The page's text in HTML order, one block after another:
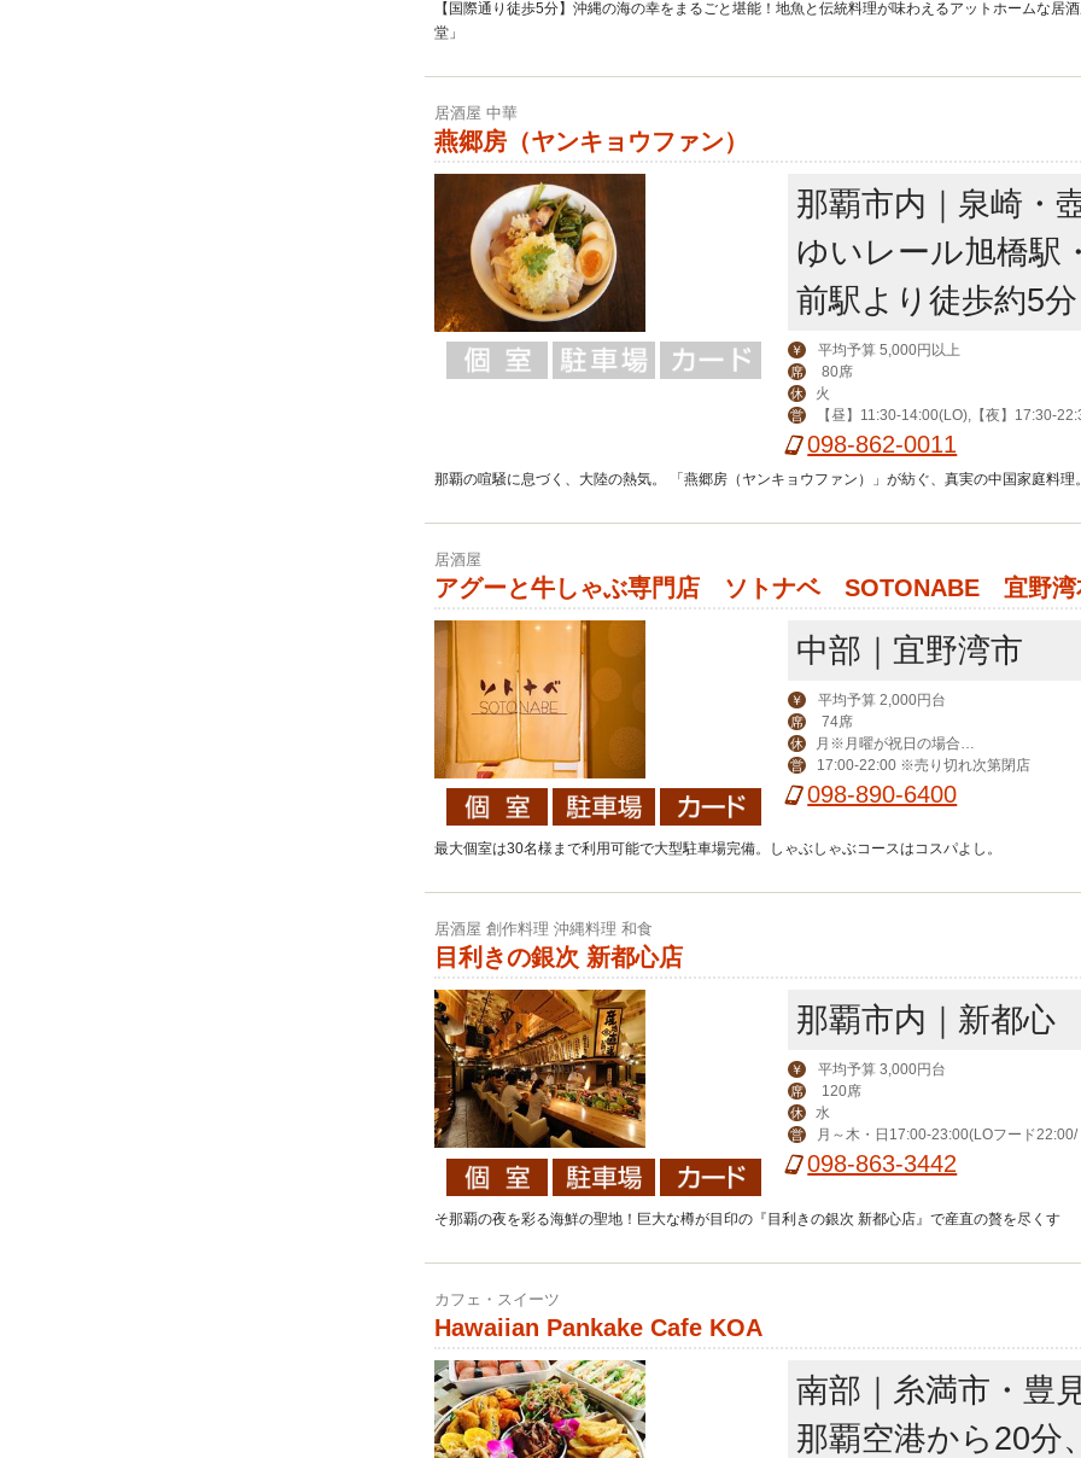
【国際通り徒歩5分】沖縄の海の幸をまるごと堪能！地魚と伝統料理が味わえるアットホームな居
堂」
居酒屋 中華
燕郷房（ヤンキョウファン）
那覇市内｜泉崎・
ゆいレール旭橋駅
前駅より徒歩約5分
￥ 平均予算 5,000円以上
席 80席
休 火
営
【昼】11:30-14:00(LO),【夜】17:30-
祝17:00-22:30(LO),日12:00-21:30(LO)
098-862-0011
那覇の喧騒に息づく、大陸の熱気。 「燕郷房（ヤンキョウファン）」が紡ぐ、真実の中国家庭料理。
居酒屋
アグーと牛しゃぶ専門店 ソトナベ SOTONABE 宜野湾
中部｜宜野湾市
￥ 平均予算 2,000円台
席 74席
休
曜が定休
営 17:00-22:00 ※売り切れ次第閉店
098-890-6400
最大個室は30名様まで利用可能で大型駐車場完備。しゃぶしゃぶコースはコスパよし。
居酒屋 創作料理 沖縄料理 和食
目利きの銀次 新都心店
那覇市内｜新都心
￥ 平均予算 3,000円台
席 120席
休 水
営
月～木・日17:00-23:00(LOフード22:00/
2:30)、金・土17:00-0:00(LOフード23:00/ド
098-863-3442
そ那覇の夜を彩る海鮮の聖地！巨大な樽が目印の『目利きの銀次 新都心店』で産直の贅を尽くす
カフェ・スイーツ
Hawaiian Pankake Cafe KOA
南部｜糸満市・豊
那覇空港から20分